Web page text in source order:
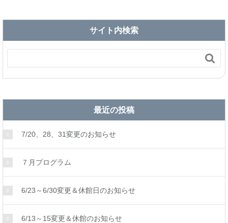
サイト内検索

最近の投稿
7/20、28、31変更のお知らせ
７月プログラム
6/23～6/30変更＆休館日のお知らせ
6/13～15変更＆休館のお知らせ